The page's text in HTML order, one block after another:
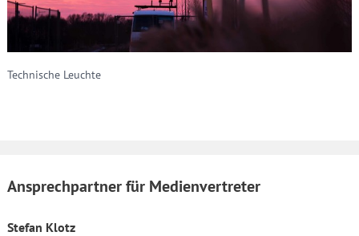
Technische Leuchte
Ansprechpartner für Medienvertreter
Stefan Klotz